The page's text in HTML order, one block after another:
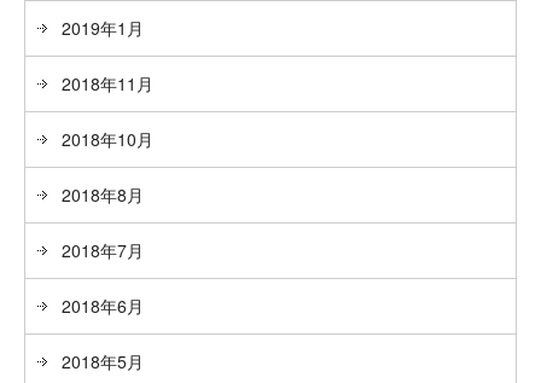
2019年1月
2018年11月
2018年10月
2018年8月
2018年7月
2018年6月
2018年5月